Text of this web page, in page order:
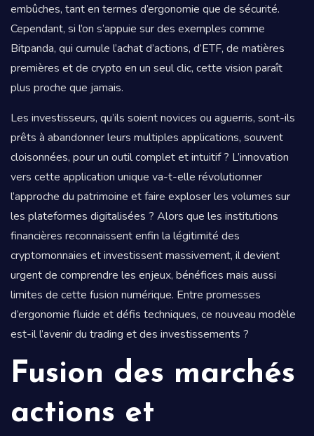
embûches, tant en termes d’ergonomie que de sécurité.
Cependant, si l’on s’appuie sur des exemples comme
Bitpanda, qui cumule l’achat d’actions, d’ETF, de matières
premières et de crypto en un seul clic, cette vision paraît
plus proche que jamais.
Les investisseurs, qu’ils soient novices ou aguerris, sont-ils
prêts à abandonner leurs multiples applications, souvent
cloisonnées, pour un outil complet et intuitif ? L’innovation
vers cette application unique va-t-elle révolutionner
l’approche du patrimoine et faire exploser les volumes sur
les plateformes digitalisées ? Alors que les institutions
financières reconnaissent enfin la légitimité des
cryptomonnaies et investissent massivement, il devient
urgent de comprendre les enjeux, bénéfices mais aussi
limites de cette fusion numérique. Entre promesses
d’ergonomie fluide et défis techniques, ce nouveau modèle
est-il l’avenir du trading et des investissements ?
Fusion des marchés
actions et